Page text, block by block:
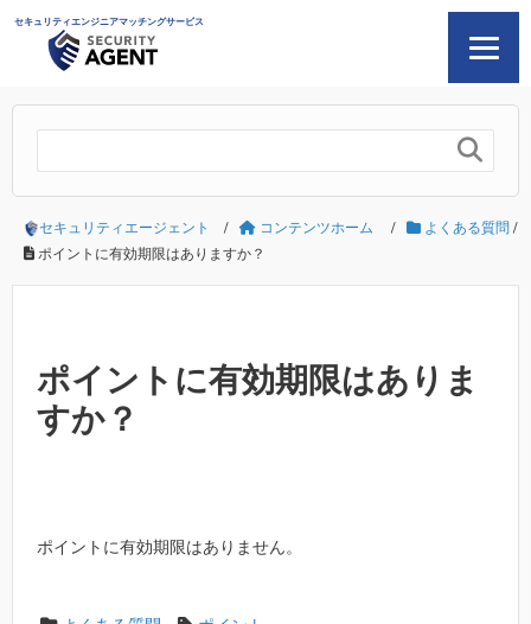
セキュリティエンジニアマッチングサービス

セキュリティエージェント / コンテンツホーム / よくある質問 /
ポイントに有効期限はありますか？
ポイントに有効期限はありま
すか？
ポイントに有効期限はありません。